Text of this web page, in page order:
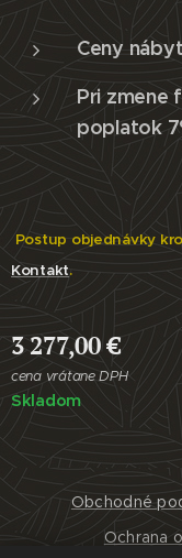
Ceny
Pri zmene
poplatok
Postup objednávky
Kontakt.
3 277,00€
cena vrátane DPH
Skladom
Obchodné
Ochrana